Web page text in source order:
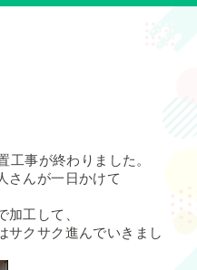
工事が終わりました。
さんが一日かけて
工して、
サクサク進んでいきまし